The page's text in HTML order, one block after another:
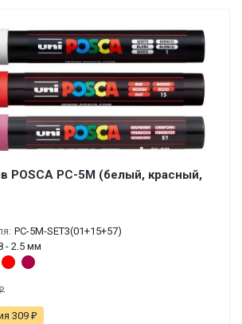
POSCA PC-5M (белый, красный,
PC-5M-SET3(01+15+57)
- 2.5 мм
309 ₽